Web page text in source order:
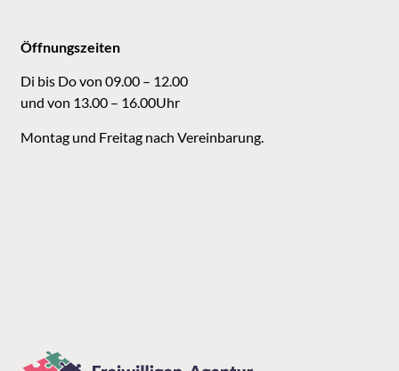
Öffnungszeiten
Di bis Do von 09.00 – 12.00
und von 13.00 – 16.00Uhr
Montag und Freitag nach Vereinbarung.